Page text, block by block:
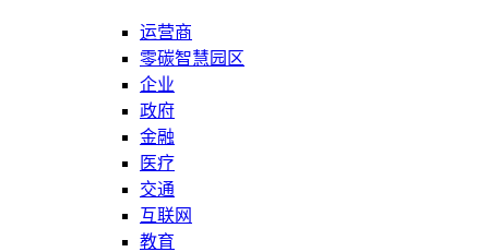
运营商
零碳智慧园区
企业
政府
金融
医疗
交通
互联网
教育